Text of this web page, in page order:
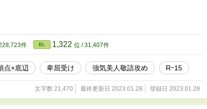
件 BL 1,322 位 / 31,407件
点×底辺 卑屈受け 強気美人敬語攻め Rｰ15
文字数 21,470 最終更新日 2023.01.28 登録日 2023.01.28